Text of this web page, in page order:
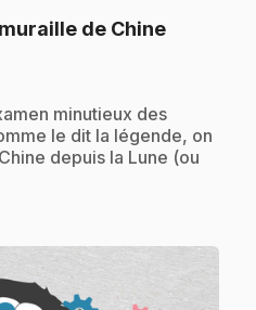
de Chine
minutieux des
le dit la légende, on
depuis la Lune (ou